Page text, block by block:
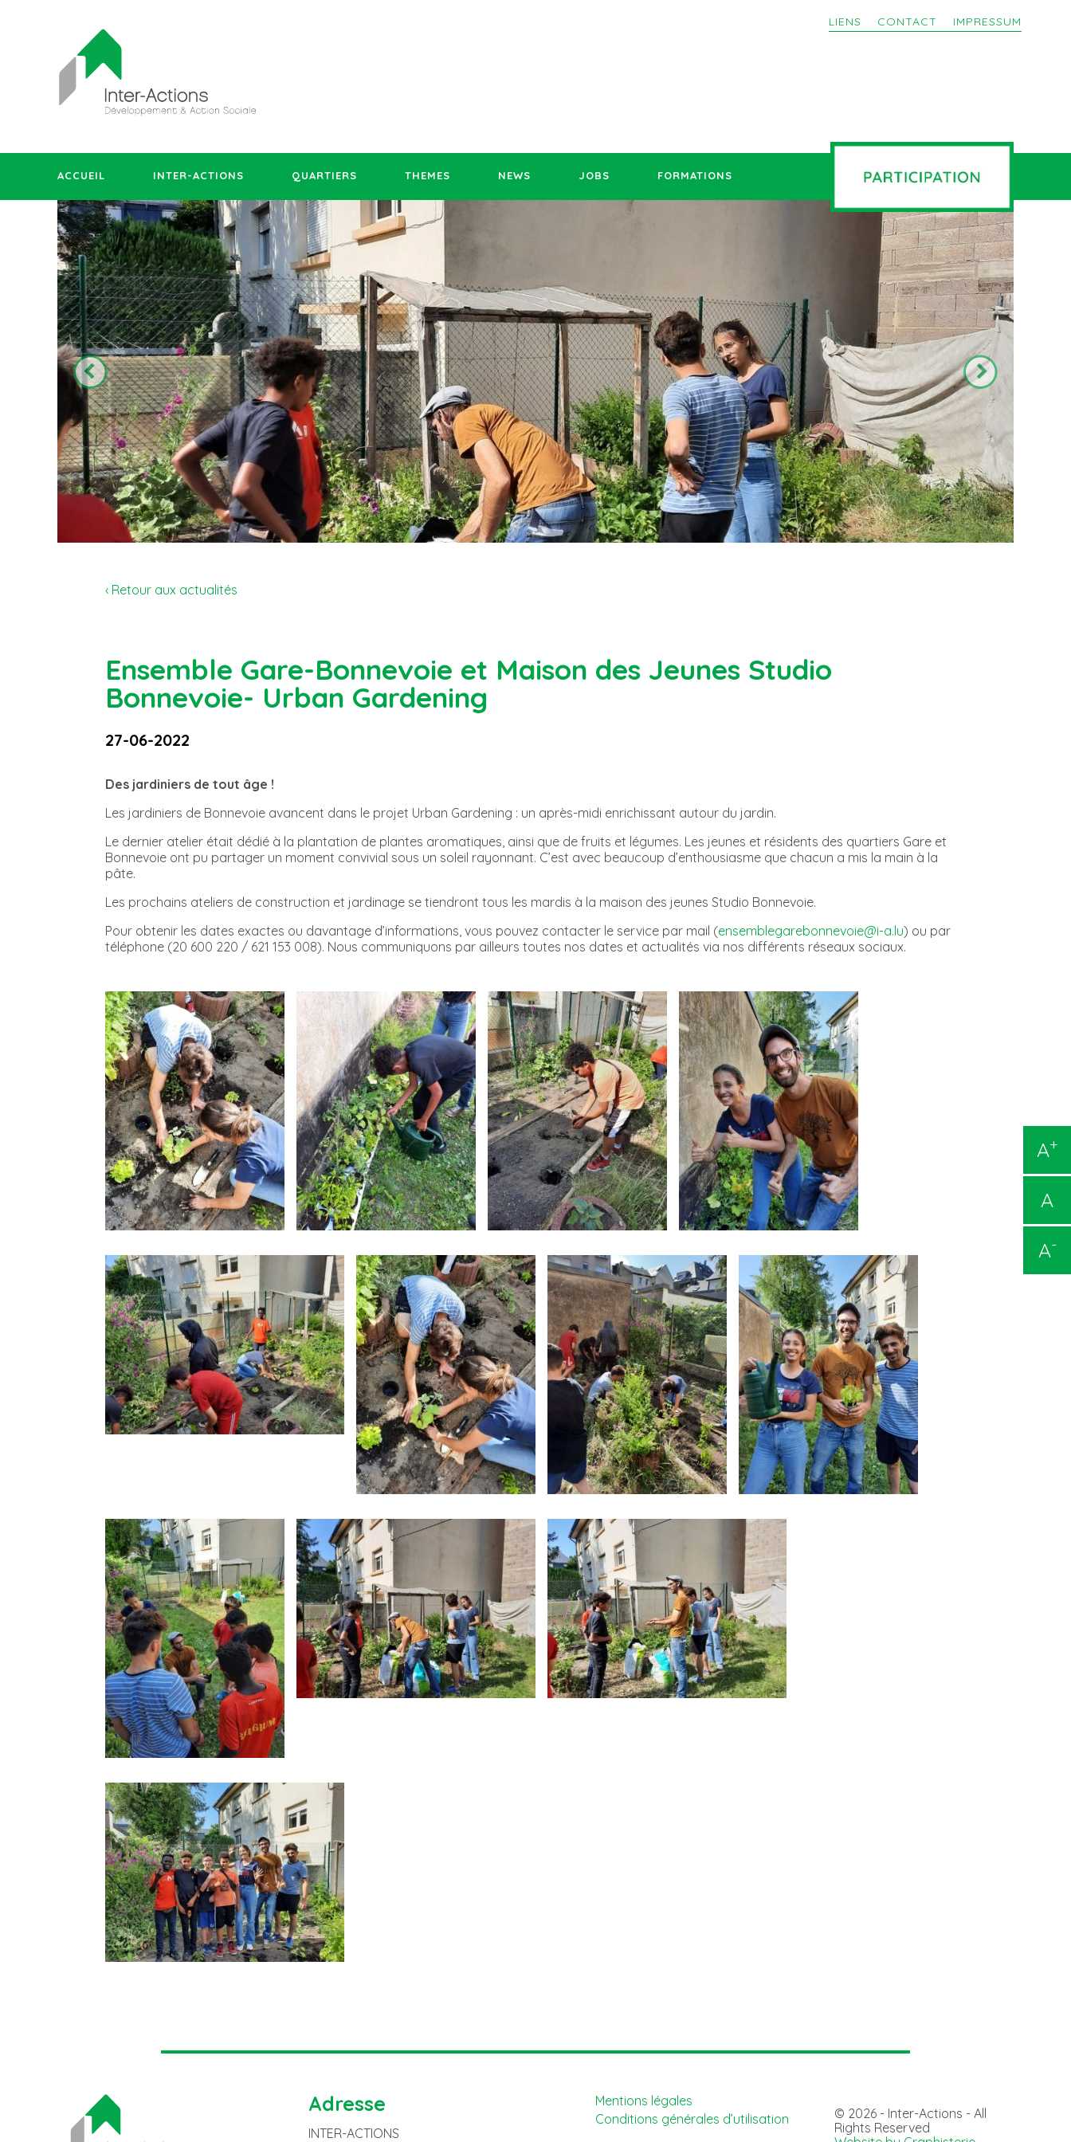
LIENS CONTACT IMPRESSUM
ACCUEIL INTER-ACTIONS QUARTIERS THEMES NEWS JOBS FORMATIONS
A+
A
A-
‹ Retour aux actualités
Ensemble Gare-Bonnevoie et Maison des Jeunes Studio
Bonnevoie- Urban Gardening
27-06-2022
Des jardiniers de tout âge !
Les jardiniers de Bonnevoie avancent dans le projet Urban Gardening : un après-midi enrichissant autour du jardin.
Le dernier atelier était dédié à la plantation de plantes aromatiques, ainsi que de fruits et légumes. Les jeunes et résidents des quartiers Gare et
Bonnevoie ont pu partager un moment convivial sous un soleil rayonnant. C’est avec beaucoup d’enthousiasme que chacun a mis la main à la
pâte.
Les prochains ateliers de construction et jardinage se tiendront tous les mardis à la maison des jeunes Studio Bonnevoie.
Pour obtenir les dates exactes ou davantage d’informations, vous pouvez contacter le service par mail (ensemblegarebonnevoie@i-a.lu) ou par
téléphone (20 600 220 / 621 153 008). Nous communiquons par ailleurs toutes nos dates et actualités via nos différents réseaux sociaux.
Adresse
INTER-ACTIONS
Mentions légales
Conditions générales d’utilisation
© 2026 - Inter-Actions - All
Rights Reserved